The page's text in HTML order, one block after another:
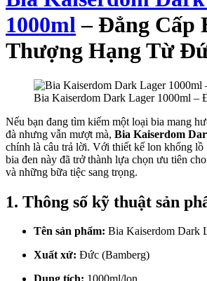
1000ml– Đẳng Cấp
Thượng Hạng Từ
Bia Kaiserdom Dark Lager 1000ml
Nếu bạn đang tìm kiếm một loại bia mang
đà nhưng vẫn mượt mà, Bia Kaiserdom
chính là câu trả lời. Với thiết kế lon khổng
bia đen này đã trở thành lựa chọn ưu tiên
và những bữa tiệc sang trọng.
1. Thông số kỹ thuật sản
Tên sản phẩm: Bia Kaiserdom Dark
Xuất xứ: Đức (Bamberg)